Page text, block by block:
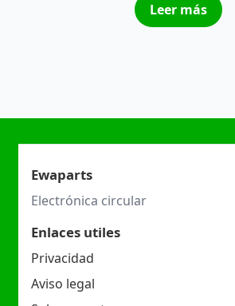
Leer más
Ewaparts
Electrónica circular
Enlaces utiles
Privacidad
Aviso legal